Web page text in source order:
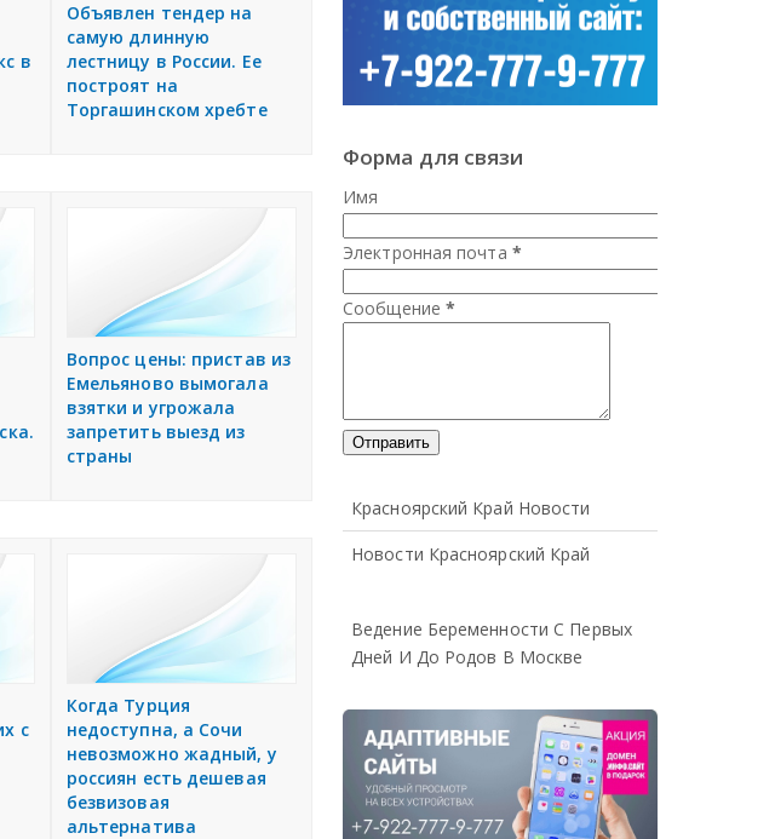
в
Объявлен тендер на
самую длинную
лестницу в России. Ее
построят на
Торгашинском хребте
Вопрос цены: пристав из
Емельяново вымогала
взятки и угрожала
запретить выезд из
страны
с
Когда Турция
недоступна, а Сочи
невозможно жадный, у
россиян есть дешевая
безвизовая
альтернатива
Форма для связи
Имя
Электронная почта *
Сообщение *
Красноярский Край Новости
Новости Красноярский Край
Ведение Беременности С Первых
Дней И До Родов В Москве